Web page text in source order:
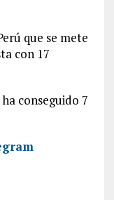
que se mete
con 17
conseguido 7